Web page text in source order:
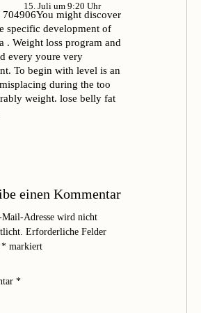
15. Juli um 9:20 Uhr
704906You might discover
specific development of
. Weight loss program and
every youre very
To begin with level is an
during the too
weight. lose belly fat
einen Kommentar
Mail-Adresse wird nicht
Erforderliche Felder
* markiert
*